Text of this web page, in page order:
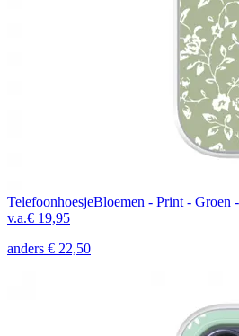
TelefoonhoesjeBloemen - Print - Groen
v.a.€ 19,95
anders € 22,50